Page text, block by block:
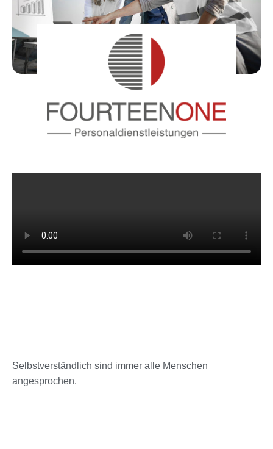
Selbstverständlich sind immer alle Menschen
angesprochen.